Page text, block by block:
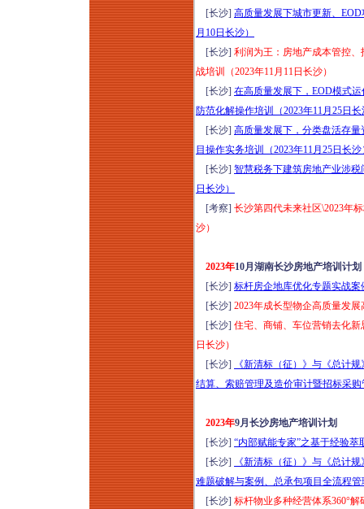
[长沙] 高质量发展下城市更新、
月10日长沙）
[长沙] 利润为王：房地产成本管控
战培训（2023年11月11日长沙）
[长沙] 在高质量发展下，EOD模式
防范化解操作培训（2023年11月25日
[长沙] 高质量发展下，分类盘活存
目操作实务培训（2023年11月25日长沙
[长沙] 智慧税务下建筑房地产业涉税
日长沙）
[考察] 长沙第四代未来社区\2023年
沙）
2023年10月湖南长沙房地产培训计划
[长沙] 标杆房企地库优化专题实战案
[长沙] 2023年成长型物企高质量发
[长沙] 住宅、商铺、车位营销去化新
日长沙）
[长沙]
《新清标（征）》与《总计
结算、索赔管理及造价审计暨招标采
2023年9月长沙房地产培训计划
[长沙] “内部赋能专家”之基于经验萃
[长沙]
《新清标（征）》与《总计
难题破解与案例、总承包项目全流程
[长沙] 标杆物业多种经营体系360°